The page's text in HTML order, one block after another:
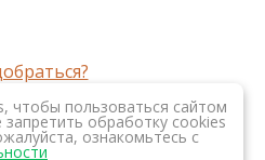
интернет
чтобы пользоваться сайтом
обработку cookies
ознакомьтесь с